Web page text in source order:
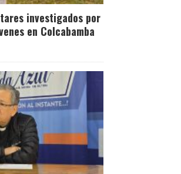
investigados por
en Colcabamba